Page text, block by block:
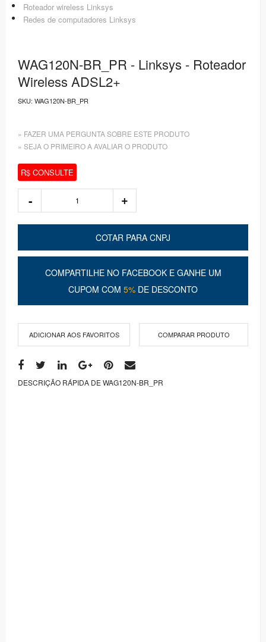
Roteador wireless Linksys
Redes de computadores Linksys
WAG120N-BR_PR - Linksys - Roteador
Wireless ADSL2+
SKU: WAG120N-BR_PR
» FAZER UMA PERGUNTA SOBRE ESTE PRODUTO
» SEJA O PRIMEIRO A AVALIAR O PRODUTO
R$ CONSULTE
COTAR PARA CNPJ
COMPARTILHE NO FACEBOOK E GANHE UM
CUPOM COM 5% DE DESCONTO
ADICIONAR AOS FAVORITOS COMPARAR PRODUTO
DESCRIÇÃO RÁPIDA DE WAG120N-BR_PR